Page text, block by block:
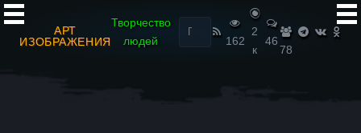
АРТ
ИЗОБРАЖЕНИЯ
Творчество
людей
Найти:
162
2
к
46
78